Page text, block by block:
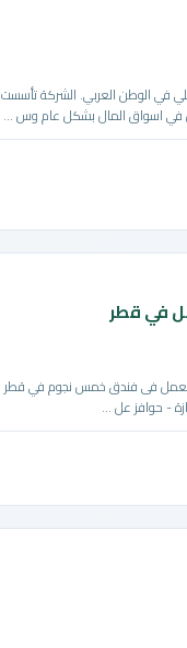
الوطن العربي. الشركة تأسست
اسواق المال بشكل عام وس ...
قطر
فى فندق خمس نجوم في قطر
حوافز عل ...